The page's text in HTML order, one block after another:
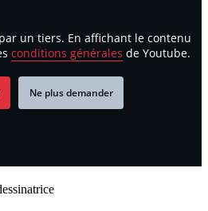
un tiers. En affichant le contenu
conditions générales de Youtube.
Ne plus demander